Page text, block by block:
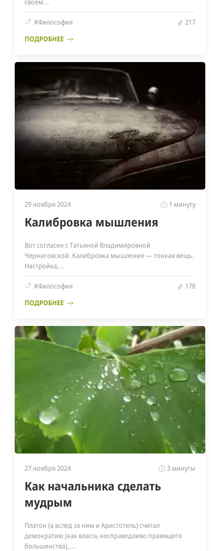
#Философия
217
ПОДРОБНЕЕ
29 ноября 2024 1 минуту
Калибровка мышления
Вот согласен с Татьяной Владимировной
Черниговской. Калибровка мышления — тонкая вещь.
Настройка,...
#Философия
178
ПОДРОБНЕЕ
27 ноября 2024 3 минуты
Как начальника сделать
мудрым
Платон (а вслед за ним и Аристотель) считал
демократию (как власть несправедливо правящего
большинства),...